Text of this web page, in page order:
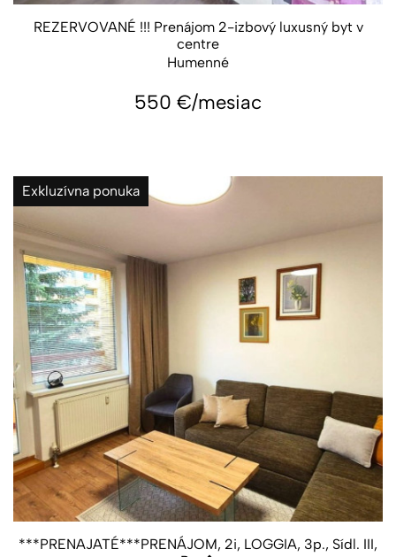
REZERVOVANÉ !!! Prenájom 2-izbový luxusný byt v
centre
Humenné
550 €/mesiac
Exkluzívna ponuka
***PRENAJATÉ***PRENÁJOM, 2i, LOGGIA, 3p., Sídl. III,